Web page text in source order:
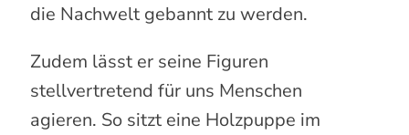
die Nachwelt gebannt zu werden.
Zudem lässt er seine Figuren
stellvertretend für uns Menschen
agieren. So sitzt eine Holzpuppe im